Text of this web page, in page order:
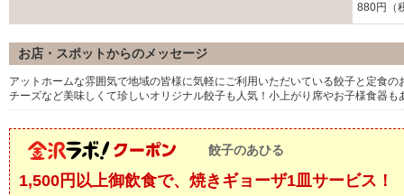
880円（
お店・スポットからのメッセージ
アットホームな雰囲気で地域の皆様に気軽にご利用いただいている餃子と定食
チーズなど美味しくて珍しいオリジナル餃子も人気！小上がり席やお子様食器
餃子のあひる
1,500円以上御飲食で、焼きギョーザ1皿サービス！